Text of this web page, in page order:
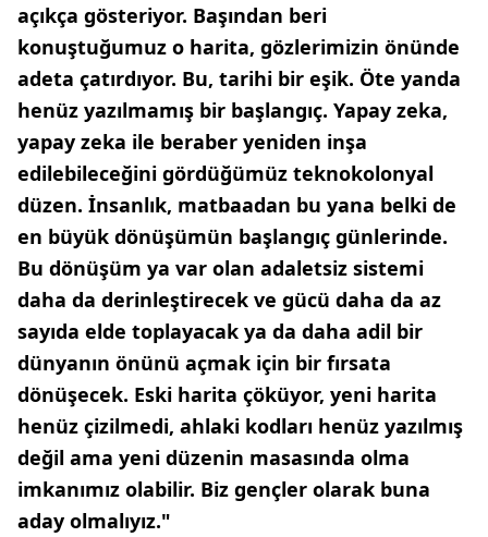
açıkça gösteriyor. Başından beri
konuştuğumuz o harita, gözlerimizin önünde
adeta çatırdıyor. Bu, tarihi bir eşik. Öte yanda
henüz yazılmamış bir başlangıç. Yapay zeka,
yapay zeka ile beraber yeniden inşa
edilebileceğini gördüğümüz teknokolonyal
düzen. İnsanlık, matbaadan bu yana belki de
en büyük dönüşümün başlangıç günlerinde.
Bu dönüşüm ya var olan adaletsiz sistemi
daha da derinleştirecek ve gücü daha da az
sayıda elde toplayacak ya da daha adil bir
dünyanın önünü açmak için bir fırsata
dönüşecek. Eski harita çöküyor, yeni harita
henüz çizilmedi, ahlaki kodları henüz yazılmış
değil ama yeni düzenin masasında olma
imkanımız olabilir. Biz gençler olarak buna
aday olmalıyız."